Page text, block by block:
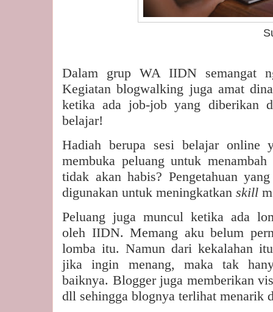
Sumber foto:
Dalam grup WA IIDN semangat
Kegiatan blogwalking juga amat
ketika ada job-job yang diberikan
belajar!
Hadiah berupa sesi belajar online
membuka peluang untuk
tidak akan habis? Pengetahuan
digunakan untuk meningkatkan skill
Peluang juga muncul ketika ada
oleh IIDN. Memang aku belum
lomba itu. Namun dari kekalahan
jika ingin menang, maka tak
baiknya. Blogger juga memberikan
dll sehingga blognya terlihat menarik